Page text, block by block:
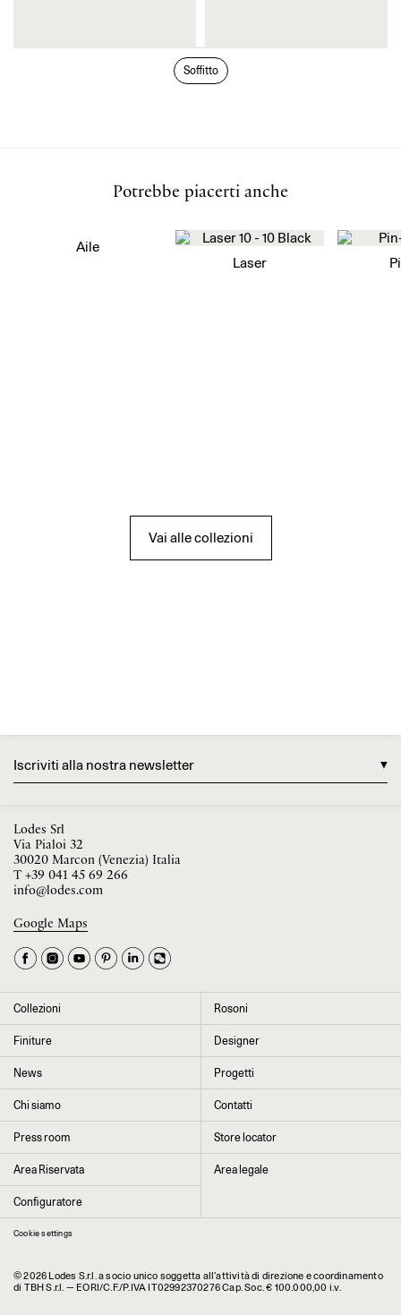
Soffitto
Potrebbe piacerti anche
Aile
Laser
Vai alle collezioni
Iscriviti alla nostra newsletter
La tua occupazione è
Seleziona il paese ►
newsletter
Cliccando su “Invia” dichiaro di aver letto e accettato l’informativa Privacy
Lodes Srl
Via Pialoi 32
30020 Marcon (Venezia) Italia
T +39 041 45 69 266
info@lodes.com
Google Maps
Collezioni Rosoni
Finiture Designer
News Progetti
Chi siamo Contatti
Press room Store locator
Area Riservata Area legale
Configuratore
Cookie settings
© 2026 Lodes S.r.l. a socio unico soggetta all’attività di direzione e coordinamento
di TBH S.r.l. — EORI/C.F./P.IVA IT02992370276 Cap. Soc. € 100.000,00 i.v.